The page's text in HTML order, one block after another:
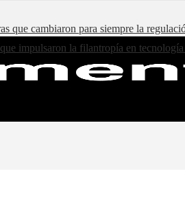
que cambiaron para siempre la
impulsaron la filantropía en